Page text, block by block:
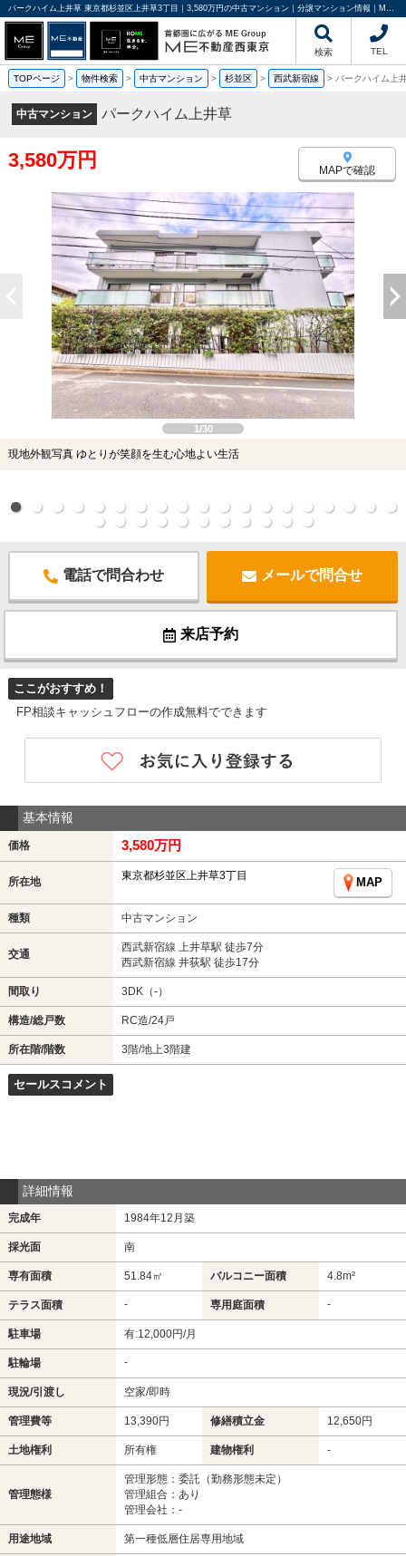
パークハイム上井草 東京都杉並区上井草3丁目｜3,580万円の中古マンション｜分譲マンション情報｜ME不動産西東京
検索 TEL
TOPページ > 物件検索 > 中古マンション > 杉並区 > 西武新宿線 > パークハイム上
中古マンション パークハイム上井草
3,580万円 MAPで確認
1/30
現地外観写真 ゆとりが笑顔を生む心地よい生活
電話で問合わせ メールで問合せ
来店予約
ここがおすすめ！
FP相談キャッシュフローの作成無料でできます
基本情報
価格 3,580万円
所在地 東京都杉並区上井草3丁目
MAP
種類 中古マンション
交通
西武新宿線 上井草駅 徒歩7分
西武新宿線 井荻駅 徒歩17分
間取り 3DK（-）
構造/総戸数 RC造/24戸
所在階/階数 3階/地上3階建
セールスコメント
詳細情報
完成年 1984年12月築
採光面 南
専有面積 51.84㎡ バルコニー面積 4.8m²
テラス面積 - 専用庭面積 -
駐車場 有:12,000円/月
駐輪場 -
現況/引渡し 空家/即時
管理費等 13,390円 修繕積立金 12,650円
土地権利 所有権 建物権利 -
管理態様
管理形態：委託（勤務形態未定）
管理組合：あり
管理会社：-
用途地域 第一種低層住居専用地域